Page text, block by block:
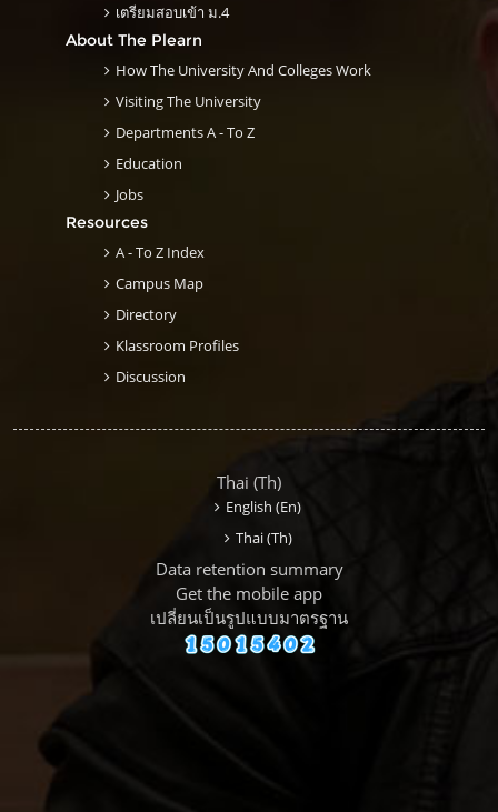
เตรียมสอบเข้า ม.4
About The Plearn
How The University And Colleges Work
Visiting The University
Departments A - To Z
Education
Jobs
Resources
A - To Z Index
Campus Map
Directory
Klassroom Profiles
Discussion
Thai ‎(th)‎
English ‎(en)‎
Thai ‎(th)‎
Data retention summary
Get the mobile app
เปลี่ยนเป็นรูปแบบมาตรฐาน